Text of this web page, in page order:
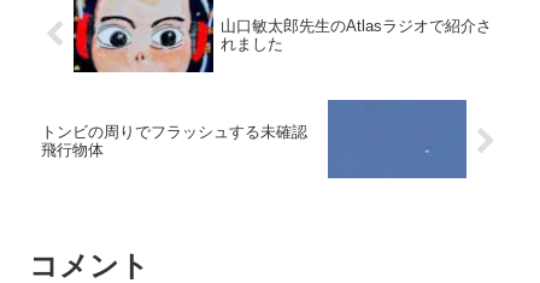
山口敏太郎先生のAtlasラジオで紹介さ
れました
トンビの周りでフラッシュする未確認
飛行物体
コメント